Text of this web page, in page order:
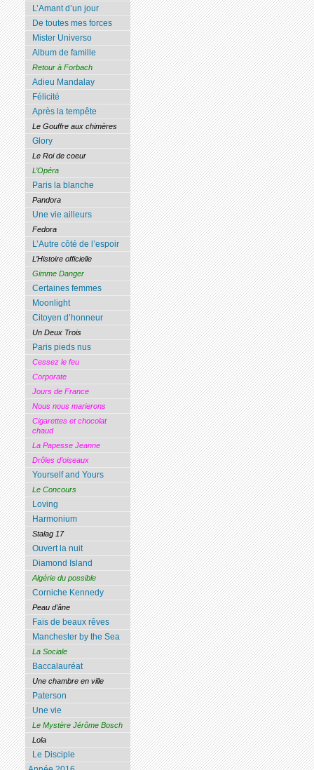
L’Amant d’un jour
De toutes mes forces
Mister Universo
Album de famille
Retour à Forbach
Adieu Mandalay
Félicité
Après la tempête
Le Gouffre aux chimères
Glory
Le Roi de coeur
L’Opéra
Paris la blanche
Pandora
Une vie ailleurs
Fedora
L’Autre côté de l’espoir
L’Histoire officielle
Gimme Danger
Certaines femmes
Moonlight
Citoyen d’honneur
Un Deux Trois
Paris pieds nus
Cessez le feu
Corporate
Jours de France
Nous nous marierons
Cigarettes et chocolat
chaud
La Papesse Jeanne
Drôles d’oiseaux
Yourself and Yours
Le Concours
Loving
Harmonium
Stalag 17
Ouvert la nuit
Diamond Island
Algérie du possible
Corniche Kennedy
Peau d’âne
Fais de beaux rêves
Manchester by the Sea
La Sociale
Baccalauréat
Une chambre en ville
Paterson
Une vie
Le Mystère Jérôme Bosch
Lola
Le Disciple